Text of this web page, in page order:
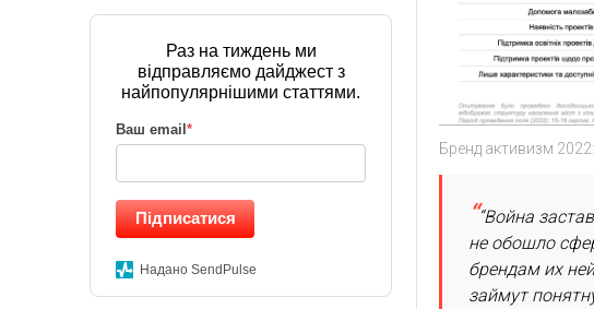
Бренд активизм
“Война
не обошло
брендам их
займут
Раз на тиждень ми
відправляємо дайджест з
найпопулярнішими статтями.
Ваш email *
Підписатися
Надано SendPulse